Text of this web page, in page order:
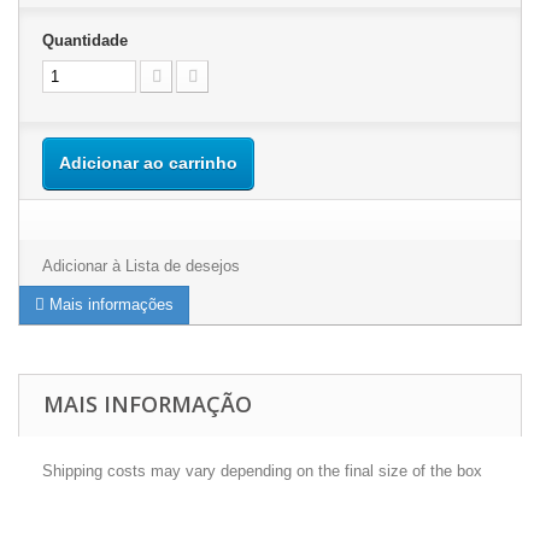
Quantidade
Adicionar ao carrinho
Adicionar à Lista de desejos
Mais informações
MAIS INFORMAÇÃO
Shipping costs may vary depending on the final size of the box